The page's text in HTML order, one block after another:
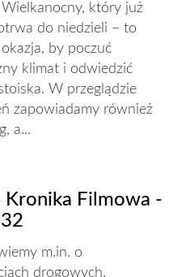
Wielkanocny, który już
do niedzieli – to
by poczuć
klimat i odwiedzić
W przeglądzie
zapowiadamy również
a...
Kronika Filmowa -
m.in. o
drogowych,